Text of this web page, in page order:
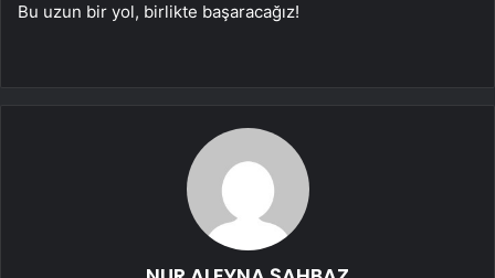
Bu uzun bir yol, birlikte başaracağız!